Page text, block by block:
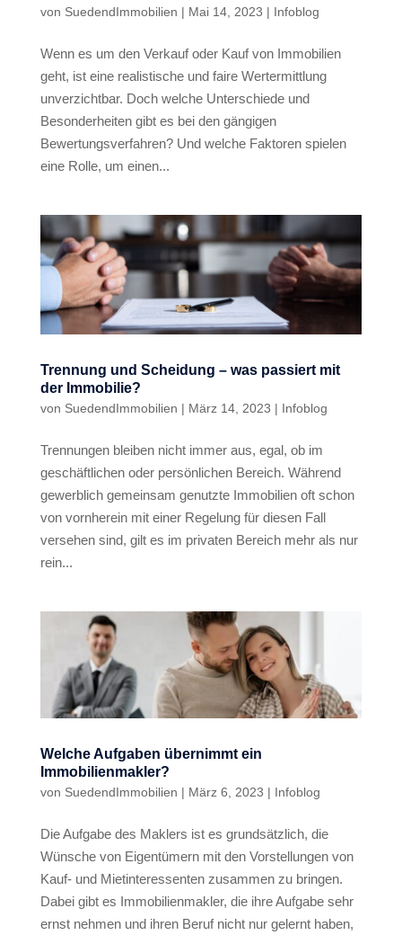
von SuedendImmobilien | Mai 14, 2023 | Infoblog
Wenn es um den Verkauf oder Kauf von Immobilien
geht, ist eine realistische und faire Wertermittlung
unverzichtbar. Doch welche Unterschiede und
Besonderheiten gibt es bei den gängigen
Bewertungsverfahren? Und welche Faktoren spielen
eine Rolle, um einen...
Trennung und Scheidung – was passiert mit
der Immobilie?
von SuedendImmobilien | März 14, 2023 | Infoblog
Trennungen bleiben nicht immer aus, egal, ob im
geschäftlichen oder persönlichen Bereich. Während
gewerblich gemeinsam genutzte Immobilien oft schon
von vornherein mit einer Regelung für diesen Fall
versehen sind, gilt es im privaten Bereich mehr als nur
rein...
Welche Aufgaben übernimmt ein
Immobilienmakler?
von SuedendImmobilien | März 6, 2023 | Infoblog
Die Aufgabe des Maklers ist es grundsätzlich, die
Wünsche von Eigentümern mit den Vorstellungen von
Kauf- und Mietinteressenten zusammen zu bringen.
Dabei gibt es Immobilienmakler, die ihre Aufgabe sehr
ernst nehmen und ihren Beruf nicht nur gelernt haben,